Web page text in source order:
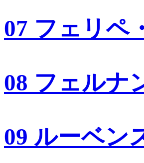
07 フェリペ
08 フェルナ
09 ルーベン